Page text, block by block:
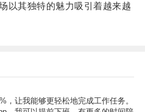
其独特的魅力吸引着越来越
，让我能够更轻松地完成工作任务。